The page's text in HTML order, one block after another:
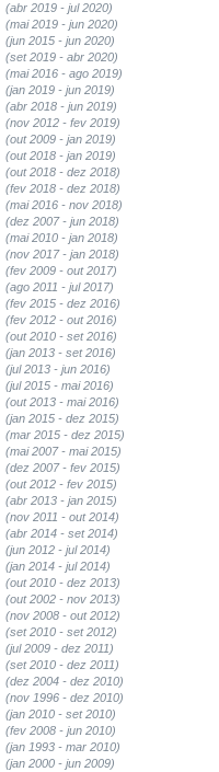
(abr 2019 - jul 2020)
(mai 2019 - jun 2020)
(jun 2015 - jun 2020)
(set 2019 - abr 2020)
(mai 2016 - ago 2019)
(jan 2019 - jun 2019)
(abr 2018 - jun 2019)
(nov 2012 - fev 2019)
(out 2009 - jan 2019)
(out 2018 - jan 2019)
(out 2018 - dez 2018)
(fev 2018 - dez 2018)
(mai 2016 - nov 2018)
(dez 2007 - jun 2018)
(mai 2010 - jan 2018)
(nov 2017 - jan 2018)
(fev 2009 - out 2017)
(ago 2011 - jul 2017)
(fev 2015 - dez 2016)
(fev 2012 - out 2016)
(out 2010 - set 2016)
(jan 2013 - set 2016)
(jul 2013 - jun 2016)
(jul 2015 - mai 2016)
(out 2013 - mai 2016)
(jan 2015 - dez 2015)
(mar 2015 - dez 2015)
(mai 2007 - mai 2015)
(dez 2007 - fev 2015)
(out 2012 - fev 2015)
(abr 2013 - jan 2015)
(nov 2011 - out 2014)
(abr 2014 - set 2014)
(jun 2012 - jul 2014)
(jan 2014 - jul 2014)
(out 2010 - dez 2013)
(out 2002 - nov 2013)
(nov 2008 - out 2012)
(set 2010 - set 2012)
(jul 2009 - dez 2011)
(set 2010 - dez 2011)
(dez 2004 - dez 2010)
(nov 1996 - dez 2010)
(jan 2010 - set 2010)
(fev 2008 - jun 2010)
(jan 1993 - mar 2010)
(jan 2000 - jun 2009)